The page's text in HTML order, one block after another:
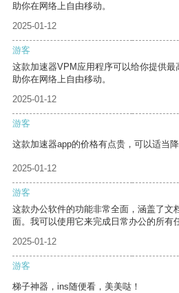
助你在网络上自由移动。
2025-01-12
游客
这款加速器VPM应用程序可以给你提供
助你在网络上自由移动。
2025-01-12
游客
这款加速器app的价格有点贵，可以适当
2025-01-12
游客
这款办公软件的功能非常全面，涵盖了文
面。我可以使用它来完成日常办公的所有
2025-01-12
游客
梯子神器，ins随便看，美美哒！